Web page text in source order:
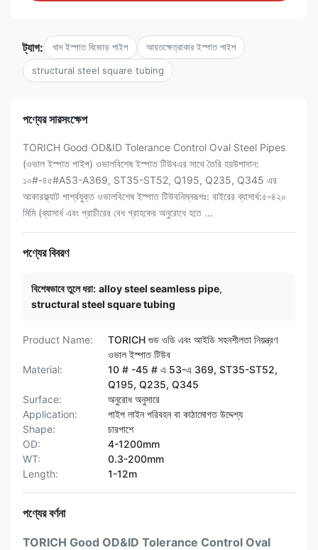
ট্যাগ: খাদ ইস্পাত বিজোড় পাইপ আয়তক্ষেত্রাকার ইস্পাত পাইপ
structural steel square tubing
পণ্যের সারসংক্ষেপ
TORICH Good OD&ID Tolerance Control Oval Steel Pipes
(ওভাল ইস্পাত পাইপ) ওভালবিশেষ ইস্পাত টিউবএর সাথে তৈরি হয়উপাদান:
১০#-৪৫#A53-A369, ST35-ST52, Q195, Q235, Q345 এর
আকারফ্ল্যাট পার্শ্বযুক্ত ওভালবিশেষ ইস্পাত টিউবনিম্নরূপঃ: বাইরের ব্যাসার্ধ:৫-৪২০
মিমি (ব্যাসার্ধ এবং প্রাচীরের বেধ গ্রাহকের অনুরোধে হতে ...
পণ্যের বিবরণ
বিশেষভাবে তুলে ধরা: alloy steel seamless pipe,
structural steel square tubing
Product Name:
TORICH গুড ওডি এবং আইডি সহনশীলতা নিয়ন্ত্রণ
ওভাল ইস্পাত টিউব
Material:
10 # -45 # এ 53-এ 369, ST35-ST52,
Q195, Q235, Q345
Surface:
অনুরোধ অনুসারে
Application:
পাইপ লাইন পরিবহন বা কাঠামোগত উদ্দেশ্য
Shape:
চারপাশে
OD:
4-1200mm
WT:
0.3-200mm
Length:
1-12m
পণ্যের বর্ণনা
TORICH Good OD&ID Tolerance Control Oval